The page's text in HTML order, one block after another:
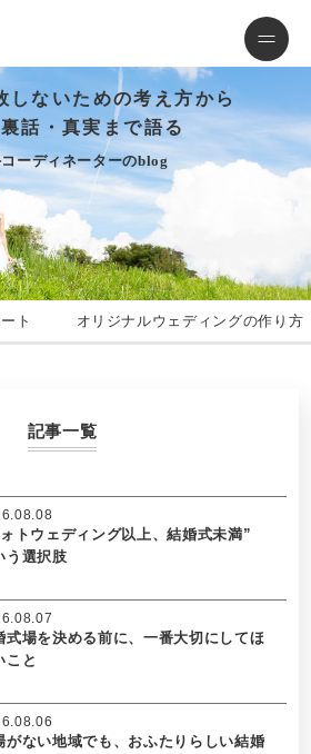
しないための考え方から
話・真実まで語る
ーディネーターのblog
ト オリジナルウェディングの作り方
記事一覧
トウェディング以上、結婚式未満”
う選択肢
式場を決める前に、一番大切にしてほ
こと
がない地域でも、おふたりらしい結婚